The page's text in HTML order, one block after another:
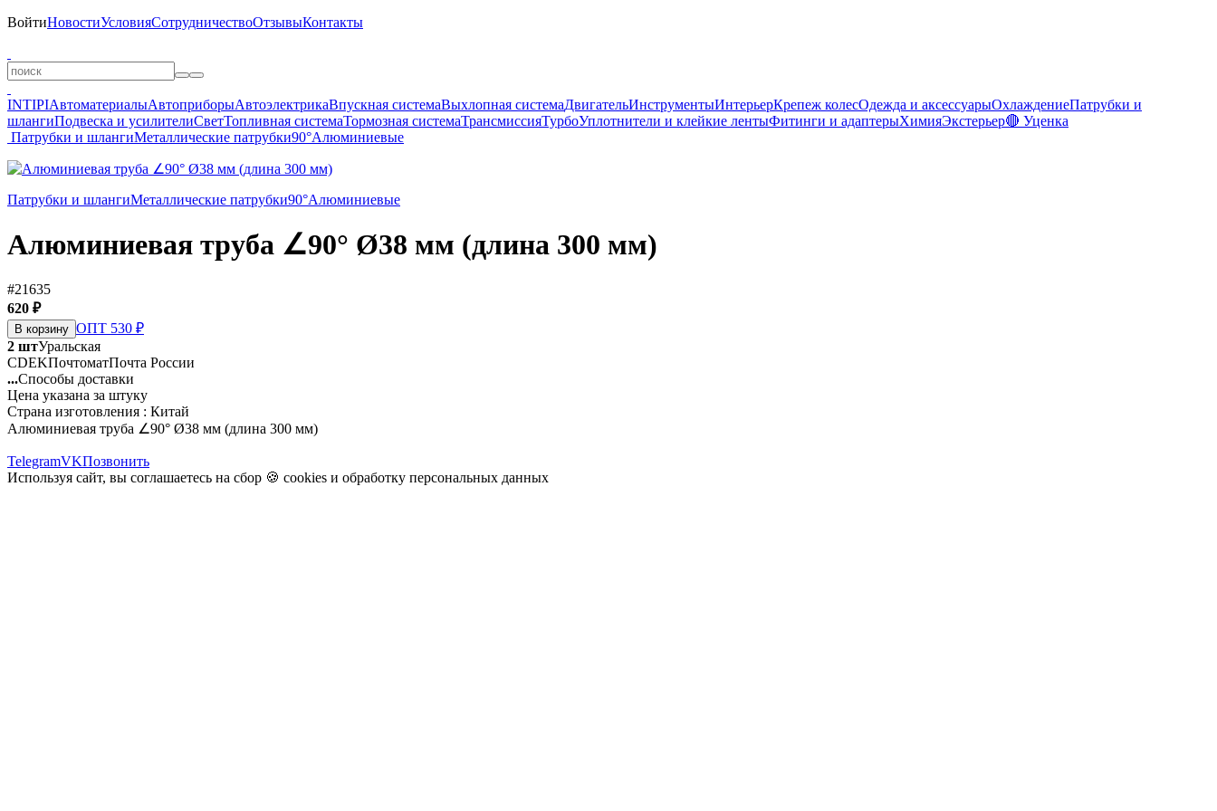
ВойтиНовостиУсловияСотрудничествоОтзывыКонтакты
INTIPIАвтоматериалыАвтоприборыАвтоэлектрикаВпускная системаВыхлопная системаДвигательИнструментыИнтерьерКрепеж колесОдежда и аксессуарыОхлаждениеПатрубки и
шлангиПодвеска и усилителиСветТопливная системаТормозная системаТрансмиссияТурбоУплотнители и клейкие лентыФитинги и адаптерыХимияЭкстерьер🔴 Уценка
Патрубки и шлангиМеталлические патрубки90°Алюминиевые
Патрубки и шлангиМеталлические патрубки90°Алюминиевые
Алюминиевая труба ∠90° Ø38 мм (длина 300 мм)
#21635
620 ₽
В корзину ОПТ 530 ₽
2 штУральская
CDEKПочтоматПочта России
...Способы доставки
Цена указана за штуку
Страна изготовления : Китай
Алюминиевая труба ∠90° Ø38 мм (длина 300 мм)
TelegramVKПозвонить
Используя сайт, вы соглашаетесь на сбор 🍪 cookies и обработку персональных данных